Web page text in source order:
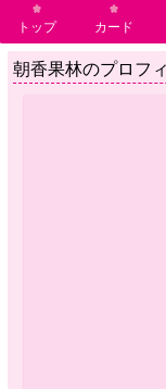
トップ カード
朝香果林のプロフ